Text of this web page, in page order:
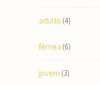
adulto (4)
fêmea (6)
jovem (3)